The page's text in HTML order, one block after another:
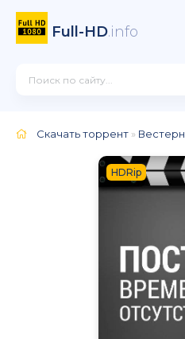
Full-HD.info
Скачать торрент » Вестерн
HDRip